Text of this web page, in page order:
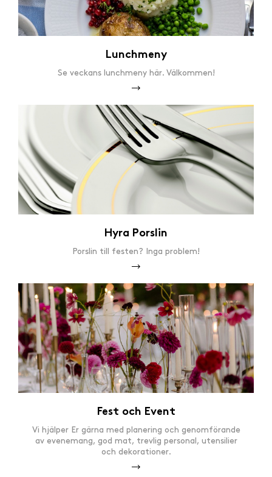
Lunchmeny
Se veckans lunchmeny här. Välkommen!
Hyra Porslin
Porslin till festen? Inga problem!
Fest och Event
Vi hjälper Er gärna med planering och genomförande
av evenemang, god mat, trevlig personal, utensilier
och dekorationer.